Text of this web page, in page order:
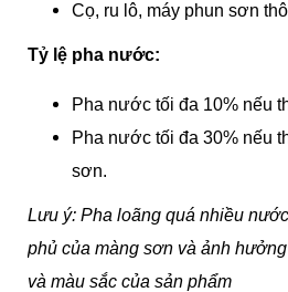
Cọ, ru lô, máy phun sơn
Tỷ lệ pha nước:
Pha nước tối đa 10% nếu
Pha nước tối đa 30% nếu
sơn.
Lưu ý: Pha loãng quá nhiều
phủ của màng sơn và ảnh
và màu sắc của sản phẩm